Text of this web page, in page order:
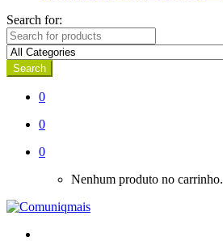
Search for:
Search
0
0
0
Nenhum produto no carrinho.